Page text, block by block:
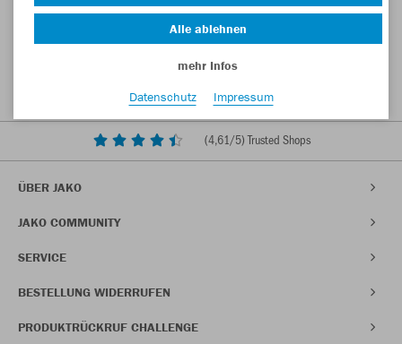
(4,61/5) Trusted Shops
ÜBER JAKO
JAKO COMMUNITY
SERVICE
BESTELLUNG WIDERRUFEN
PRODUKTRÜCKRUF CHALLENGE
Alle ablehnen
mehr Infos
Datenschutz
Impressum